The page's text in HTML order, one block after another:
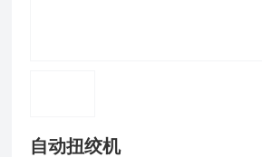
自动扭绞机